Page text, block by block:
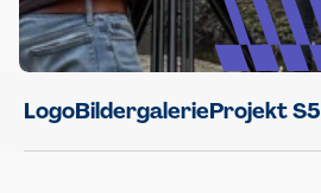
LogoBildergalerieProjekt S5